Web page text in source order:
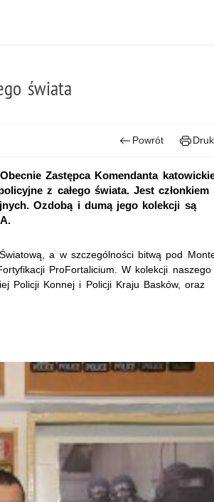
świata
Powrót
Zastępca Komendanta
z całego świata. Jest członkiem
Ozdobą i dumą jego kolekcji są
a w szczególności bitwą pod
ProFortalicium. W kolekcji naszego
Policji Konnej i Policji Kraju Basków, oraz